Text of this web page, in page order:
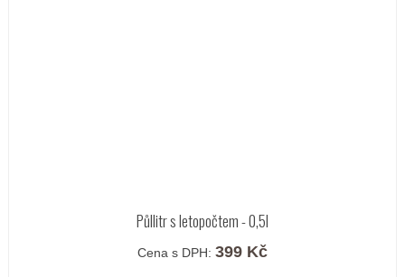
Půllitr s letopočtem - 0,5l
Cena s DPH: 399 Kč